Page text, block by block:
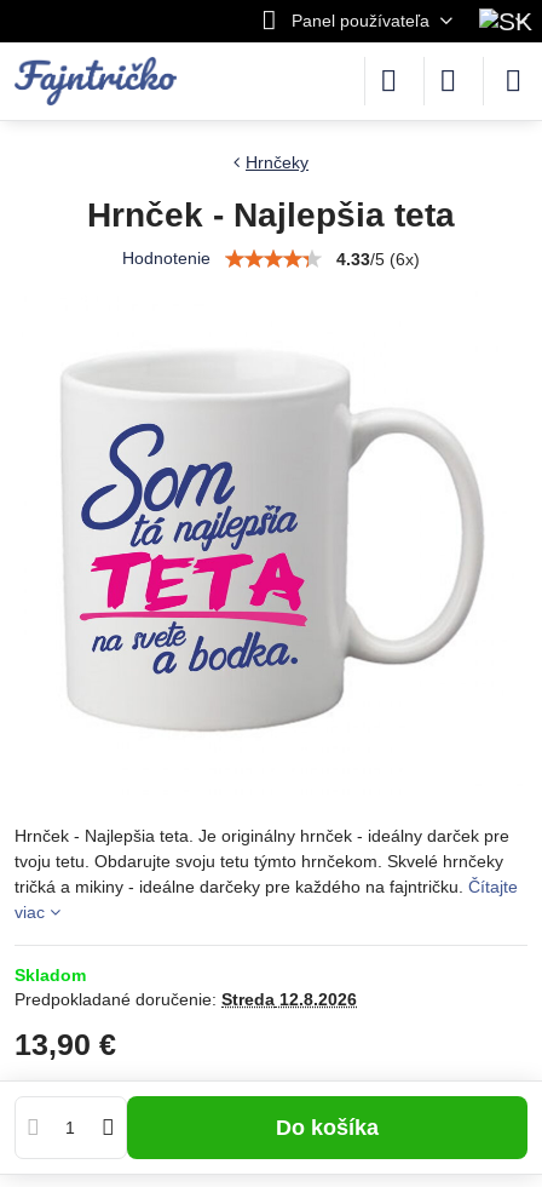
Panel používateľa
Hrnčeky
Hrnček - Najlepšia teta
Hodnotenie 4.33/5 (6x)
Hrnček - Najlepšia teta. Je originálny hrnček - ideálny darček pre
tvoju tetu. Obdarujte svoju tetu týmto hrnčekom. Skvelé hrnčeky
tričká a mikiny - ideálne darčeky pre každého na fajntričku. Čítajte
viac
Skladom
Predpokladané doručenie: Streda 12.8.2026
13,90 €
Do košíka